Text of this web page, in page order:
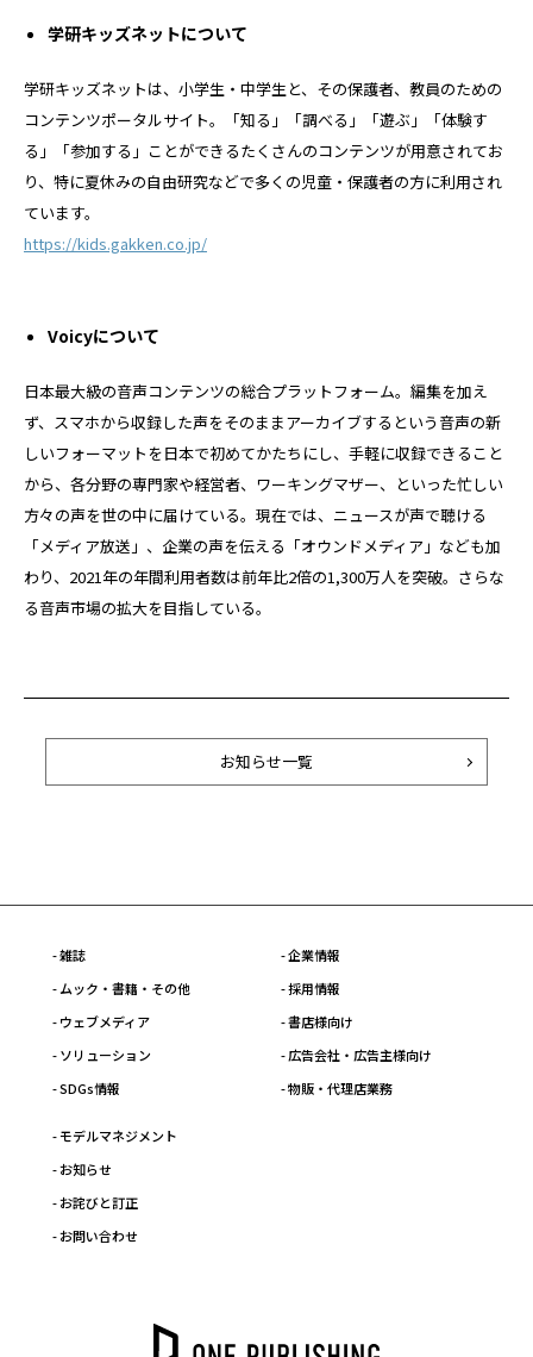
学研キッズネットについて
学研キッズネットは、小学生・中学生と、その保護者、教員のための
コンテンツポータルサイト。「知る」「調べる」「遊ぶ」「体験す
る」「参加する」ことができるたくさんのコンテンツが用意されてお
り、特に夏休みの自由研究などで多くの児童・保護者の方に利用され
ています。
https://kids.gakken.co.jp/
Voicyについて
日本最大級の音声コンテンツの総合プラットフォーム。編集を加え
ず、スマホから収録した声をそのままアーカイブするという音声の新
しいフォーマットを日本で初めてかたちにし、手軽に収録できること
から、各分野の専門家や経営者、ワーキングマザー、といった忙しい
方々の声を世の中に届けている。現在では、ニュースが声で聴ける
「メディア放送」、企業の声を伝える「オウンドメディア」なども加
わり、2021年の年間利用者数は前年比2倍の1,300万人を突破。さらな
る音声市場の拡大を目指している。
お知らせ一覧
- 雑誌
- ムック・書籍・その他
- ウェブメディア
- ソリューション
- SDGs情報
- 企業情報
- 採用情報
- 書店様向け
- 広告会社・広告主様向け
- 物販・代理店業務
- モデルマネジメント
- お知らせ
- お詫びと訂正
- お問い合わせ